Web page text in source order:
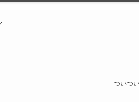
ついつい